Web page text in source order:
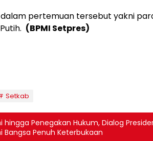
pertemuan tersebut yakni
(BPMI Setpres)
Setkab
hingga Penegakan Hukum, Dialog
Bangsa Penuh Keterbukaan